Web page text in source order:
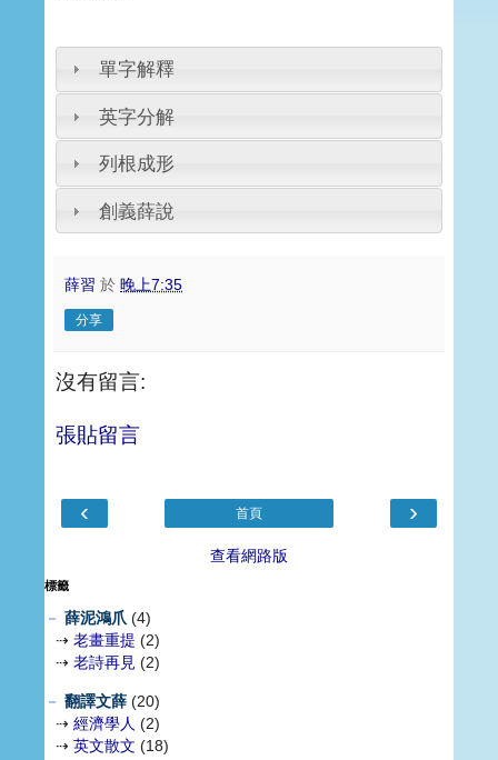
單字解釋
英字分解
列根成形
創義薛說
薛習 於 晚上7:35
分享
沒有留言:
張貼留言
‹ ›
首頁
查看網路版
標籤
－ 薛泥鴻爪 (4)
⇢ 老畫重提 (2)
⇢ 老詩再見 (2)
－ 翻譯文薛 (20)
⇢ 經濟學人 (2)
⇢ 英文散文 (18)